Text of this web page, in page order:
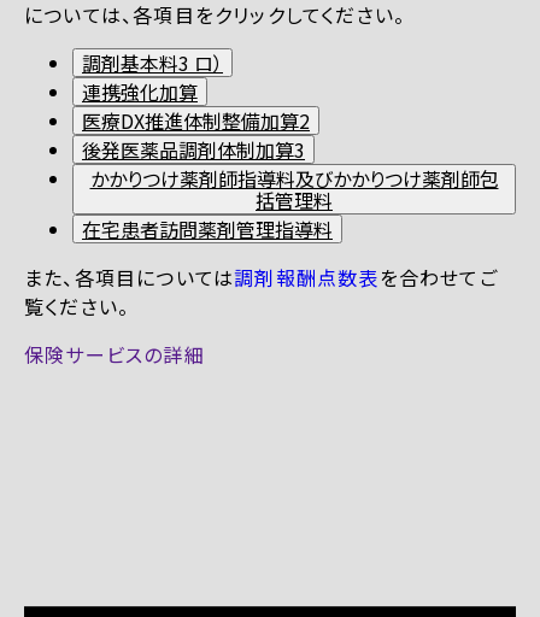
については、各項目をクリックしてください。
調剤基本料3 ロ）
連携強化加算
医療DX推進体制整備加算2
後発医薬品調剤体制加算3
かかりつけ薬剤師指導料及びかかりつけ薬剤師包
括管理料
在宅患者訪問薬剤管理指導料
また、各項目については調剤報酬点数表を合わせてご
覧ください。
保険サービスの詳細